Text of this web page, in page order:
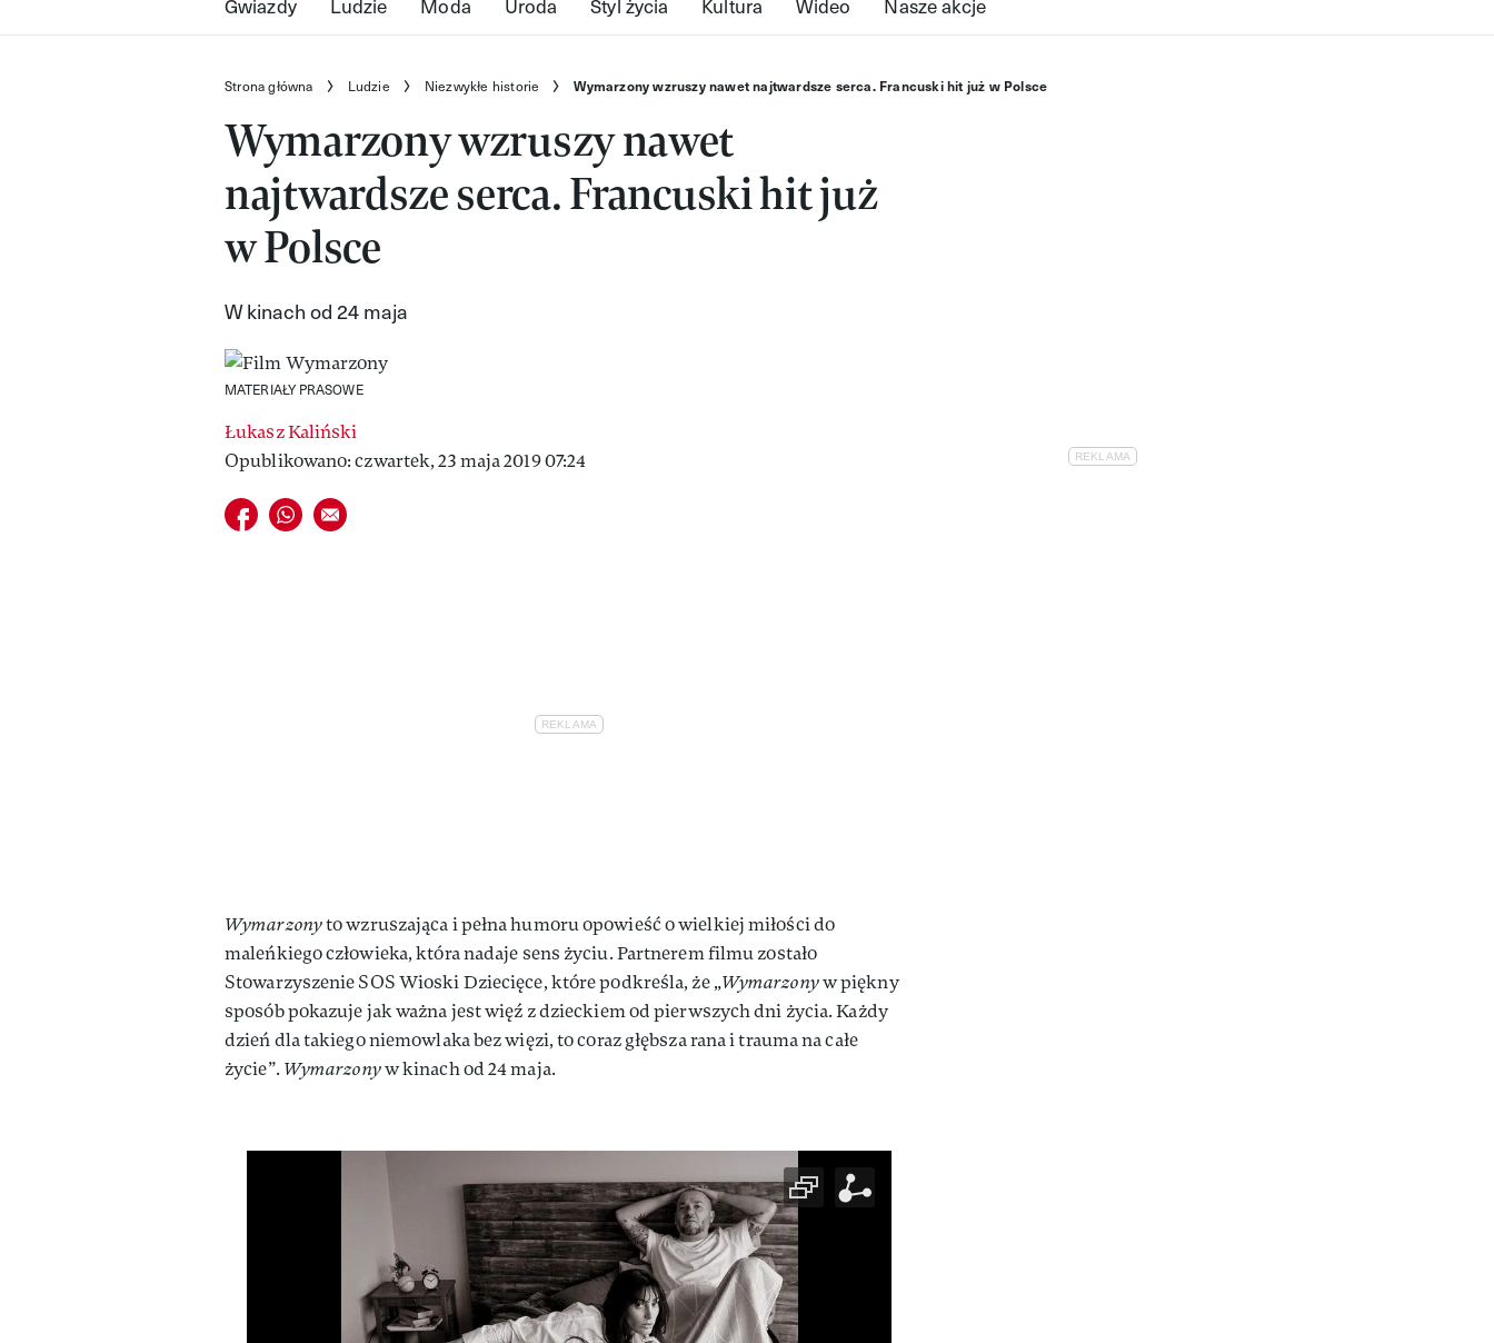
Strona główna Ludzie Niezwykłe historie Wymarzony wzruszy nawet najtwardsze serca. Francuski hit już w Polsce
Wymarzony wzruszy nawet
najtwardsze serca. Francuski hit już
w Polsce
W kinach od 24 maja
MATERIAŁY PRASOWE
Łukasz Kaliński
Opublikowano: czwartek, 23 maja 2019 07:24
Udostępnij na facebook
Udostępnij na whatsapp
E-mail do przyjaciela
Wymarzonyto wzruszająca i pełna humoru opowieść o wielkiej miłości do
maleńkiego człowieka, która nadaje sens życiu. Partnerem filmu zostało
Stowarzyszenie SOS Wioski Dziecięce, które podkreśla, że „Wymarzonyw piękny
sposób pokazuje jak ważna jest więź z dzieckiem od pierwszych dni życia. Każdy
dzień dla takiego niemowlaka bez więzi, to coraz głębsza rana i trauma na całe
życie”. Wymarzonyw kinach od 24 maja.